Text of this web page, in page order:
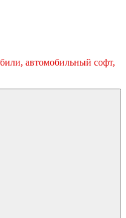
автомобильный софт,